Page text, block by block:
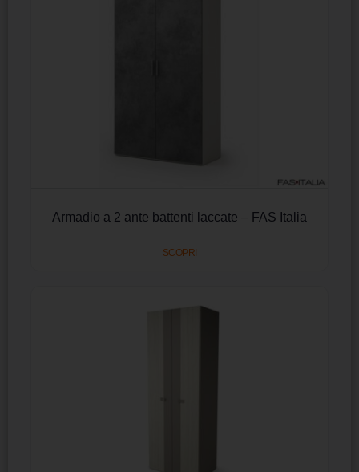
Armadio a 2 ante battenti laccate – FAS Italia
SCOPRI